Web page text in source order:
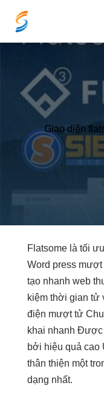
qua
Giao diện
Flatsome là tối
Word press mượt
tạo nhanh web
kiệm thời gian tử
điện mượttử
khai nhanh Được
bởi hiệu quả cao
thân thiện một
dạng nhất.